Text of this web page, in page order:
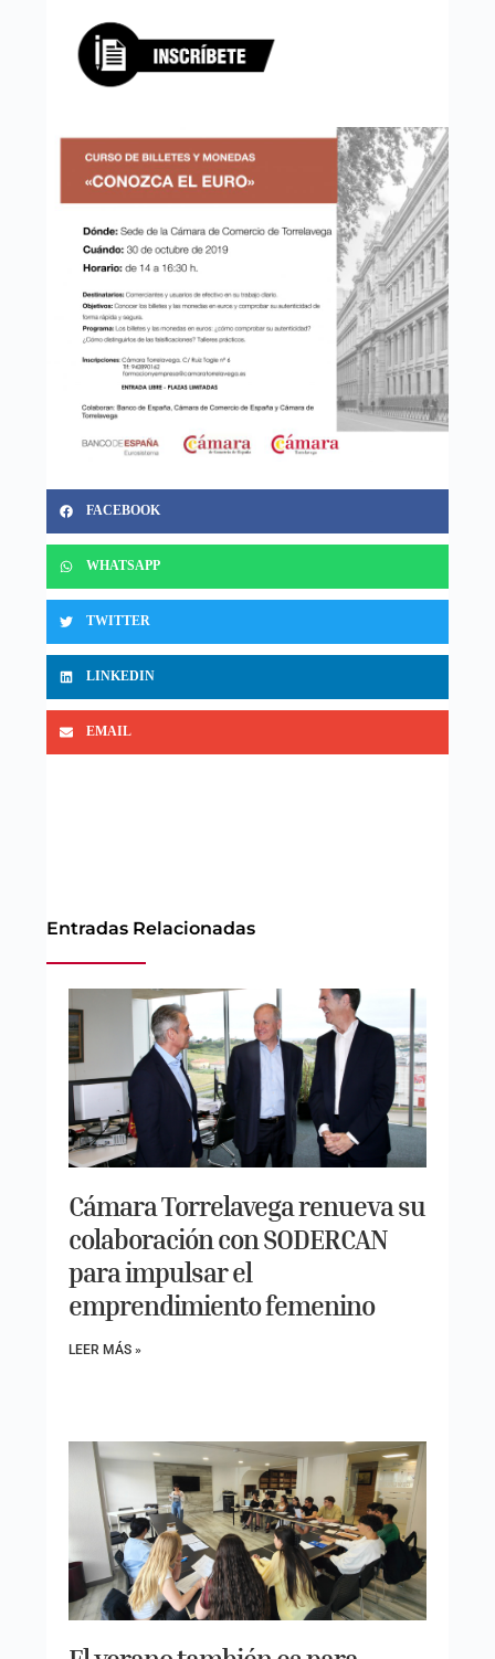
FACEBOOK
WHATSAPP
TWITTER
LINKEDIN
EMAIL
Entradas Relacionadas
Cámara Torrelavega renueva su
colaboración con SODERCAN
para impulsar el
emprendimiento femenino
LEER MÁS »